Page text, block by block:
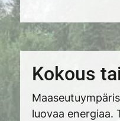
Kokous
luovaa energiaa.